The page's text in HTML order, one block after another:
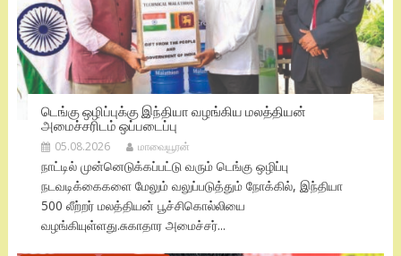
டெங்கு ஒழிப்புக்கு இந்தியா வழங்கிய மலத்தியன்
அமைச்சரிடம் ஒப்படைப்பு
05.08.2026 மாவையூரன்
நாட்டில் முன்னெடுக்கப்பட்டு வரும் டெங்கு ஒழிப்பு
நடவடிக்கைகளை மேலும் வலுப்படுத்தும் நோக்கில், இந்தியா
500 லீற்றர் மலத்தியன் பூச்சிகொல்லியை
வழங்கியுள்ளது.சுகாதார அமைச்சர்...